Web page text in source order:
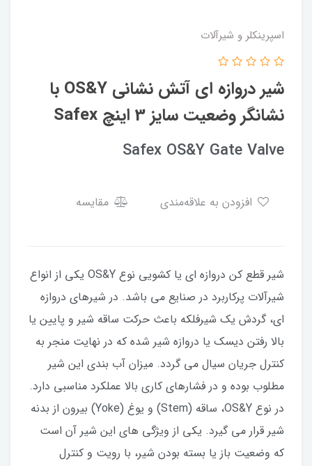
اسپرینکلر و شیرآلات
شیر دروازه ای آتش نشانی OS&Y با
نشانگر وضعیت سایز 3 اینچ Safex
Safex OS&Y Gate Valve
مقایسه
شیر قطع کن دروازه ای یا کشویی نوع OS&Y یکی از انواع
شیرآلات پرکاربرد در صنایع می باشد. در شیرهای دروازه
ای، گردش یک شیرفلکه باعث حرکت ساقه شیر و پایین یا
بالا رفتن دیسک یا دروازه شیر شده که در نهایت منجر به
کنترل جریان سیال می گردد. میزان آب بندی این شیر
مطلوب بوده و در فشارهای کاری بالا عملکرد مناسبی دارد.
در نوع OS&Y، ساقه (Stem) و یوغ (Yoke) بیرون از بدنه
شیر قرار می گیرد. یکی از ویژگی های این شیر آن است
که وضعیت باز یا بسته بودن شیر، با رویت و کنترل